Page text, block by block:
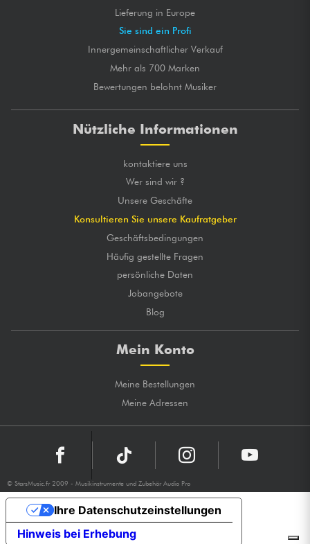
Lieferung in Europe
Sie sind ein Profi
Innergemeinschaftlicher Verkauf
Mehr als 700 Marken
Bewertungen belohnt Musiker
Nützliche Informationen
kontaktiere uns
Wer sind wir ?
Unsere Geschäfte
Konsultieren Sie unsere Kaufratgeber
Geschäftsbedingungen
Häufig gestellte Fragen
persönliche Daten
Jobangebote
Blog
Mein Konto
Meine Bestellungen
Meine Adressen
© StarsMusic.fr 2009 - Musikinstrumente und Zubehör Audio Pro
Hinweis bei Erhebung
Ihre Datenschutzeinstellungen